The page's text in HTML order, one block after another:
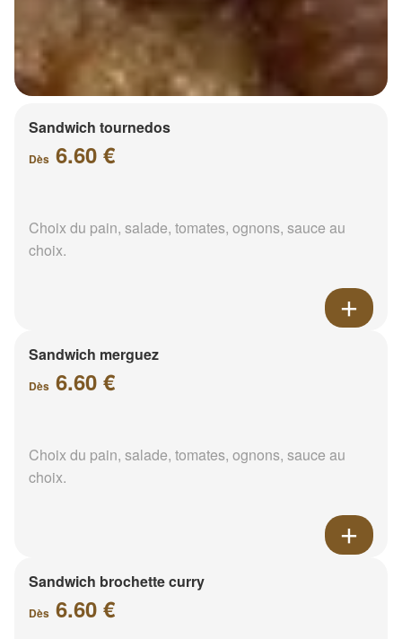
Sandwich tournedos
Dès 6.60 €
Choix du pain, salade, tomates, ognons, sauce au
choix.
Sandwich merguez
Dès 6.60 €
Choix du pain, salade, tomates, ognons, sauce au
choix.
Sandwich brochette curry
Dès 6.60 €